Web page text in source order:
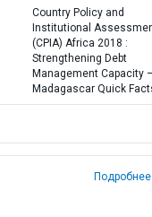
Country Policy and
Institutional
(CPIA) Africa 2018 :
Strengthening Debt
Management Capacity –
Madagascar Quick
Подробнее